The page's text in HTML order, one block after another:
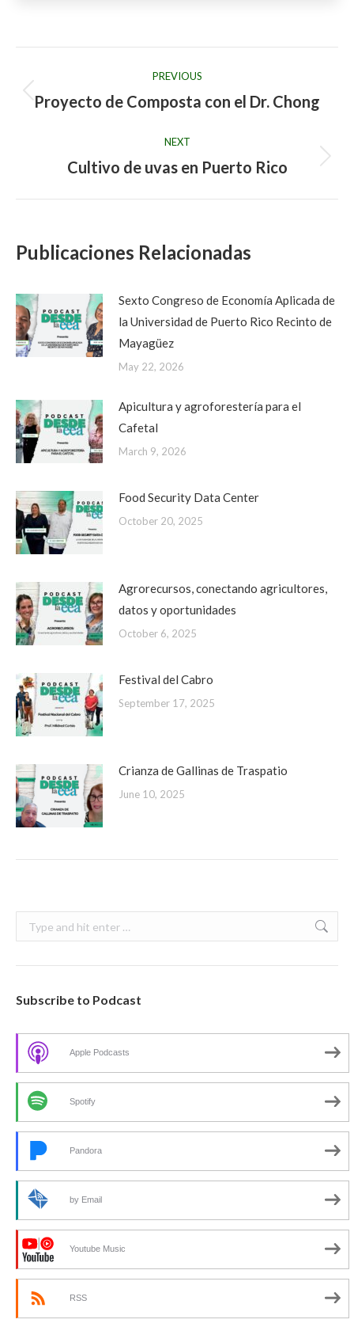
navigation
PREVIOUS
Previous
Proyecto de Composta con el Dr. Chong
NEXT
Next
Cultivo de uvas en Puerto Rico
Publicaciones Relacionadas
Sexto Congreso de Economía Aplicada de
la Universidad de Puerto Rico Recinto de
Mayagüez
May 22, 2026
Apicultura y agroforestería para el
Cafetal
March 9, 2026
Food Security Data Center
October 20, 2025
Agrorecursos, conectando agricultores,
datos y oportunidades
October 6, 2025
Festival del Cabro
September 17, 2025
Crianza de Gallinas de Traspatio
June 10, 2025
Search:
Subscribe to Podcast
Apple Podcasts
Spotify
Pandora
by Email
Youtube Music
RSS